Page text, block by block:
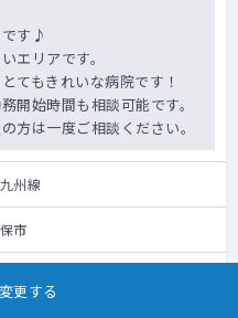
す♪
エリアです。
もきれいな病院です！
始時間も相談可能です。
方は一度ご相談ください。
州線
市
更する